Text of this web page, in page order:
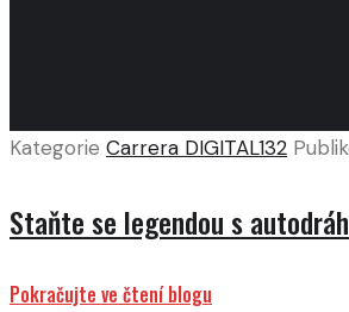
Kategorie Carrera DIGITAL132
Staňte se legendou s
Pokračujte ve čtení blogu